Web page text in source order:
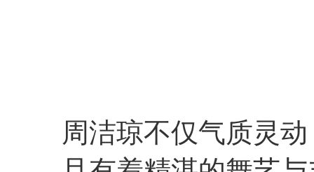
周洁琼不仅气质灵